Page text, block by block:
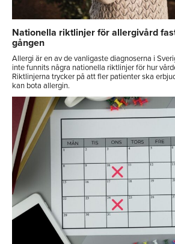
Nationella riktlinjer för allergivård
gången
Allergi är en av de vanligaste diagnoserna i
inte funnits några nationella riktlinjer för hur
Riktlinjerna trycker på att fler patienter ska
kan bota allergin.